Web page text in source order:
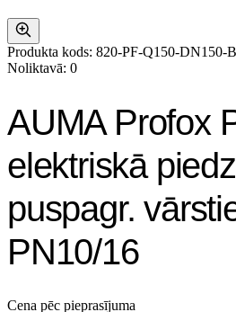
Produkta kods: 820-PF-Q150-DN150-
Noliktavā: 0
AUMA Profox
elektriskā
puspagr.
PN10/16
Cena pēc pieprasījuma